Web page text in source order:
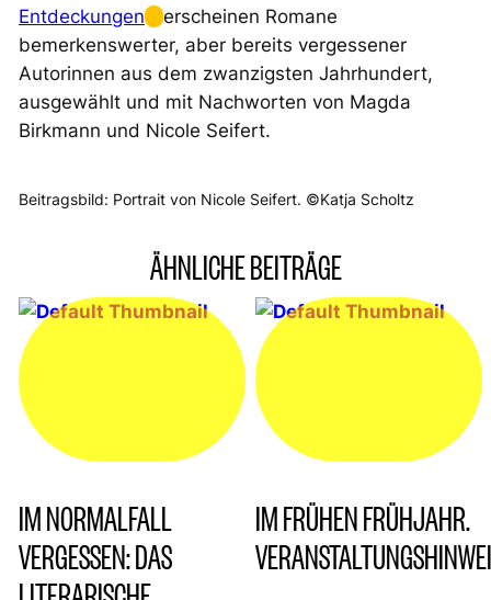
Entdeckungen
erscheinen Romane
bemerkenswerter, aber bereits vergessener
Autorinnen aus dem zwanzigsten Jahrhundert,
ausgewählt und mit Nachworten von Magda
Birkmann und Nicole Seifert.
Beitragsbild: Portrait von Nicole Seifert. ©Katja Scholtz
ÄHNLICHE BEITRÄGE
IM NORMALFALL
VERGESSEN: DAS
IM FRÜHEN FRÜHJAHR.